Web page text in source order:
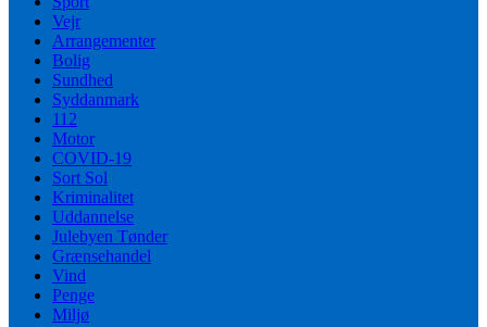
Vejr
Arrangementer
Bolig
Sundhed
Syddanmark
112
Motor
COVID-19
Sort Sol
Kriminalitet
Uddannelse
Julebyen Tønder
Grænsehandel
Vind
Penge
Miljø